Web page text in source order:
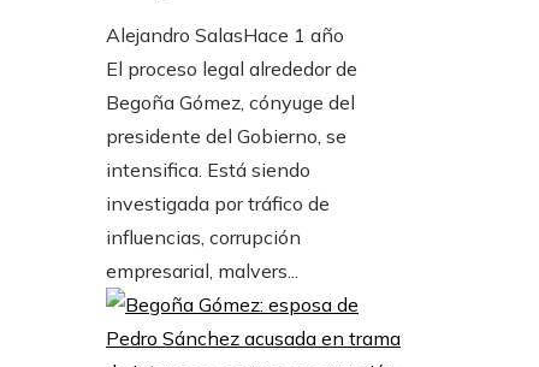
Alejandro SalasHace 1 año
El proceso legal alrededor de
Begoña Gómez, cónyuge del
presidente del Gobierno, se
intensifica. Está siendo
investigada por tráfico de
influencias, corrupción
empresarial, malvers...